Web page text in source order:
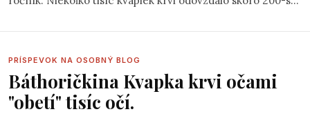
čachtického ringu.
PRÍSPEVOK NA OSOBNÝ BLOG
Báthoričkina Kvapka krvi očami
"obetí" tisíc očí.